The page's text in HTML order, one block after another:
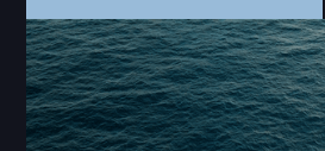
Music Video
The Great Unknown